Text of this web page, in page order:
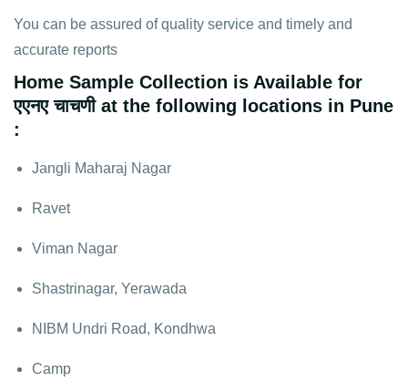
You can be assured of quality service and timely and
accurate reports
Home Sample Collection is Available for
एएनए चाचणी at the following locations in Pune
:
Jangli Maharaj Nagar
Ravet
Viman Nagar
Shastrinagar, Yerawada
NIBM Undri Road, Kondhwa
Camp